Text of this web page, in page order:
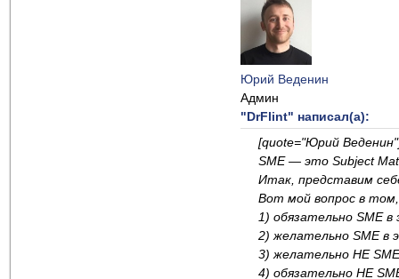
Юрий Веденин
Админ
"DrFlint" написал(а):
[quote="Юрий
SME — это Subject
Итак, представим
Вот мой вопрос в том,
1) обязательно SME
2) желательно SME в
3) желательно НЕ
4) обязательно НЕ